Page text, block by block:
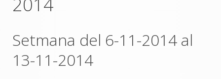
Setmana del 6-11-2014 al
13-11-2014